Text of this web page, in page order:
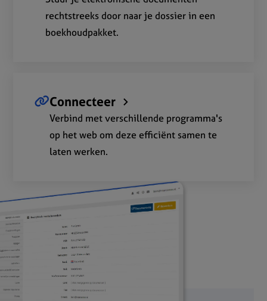
rechtstreeks door naar je dossier in een
boekhoudpakket.
Connecteer
Verbind met verschillende programma's
op het web om deze efficiënt samen te
laten werken.